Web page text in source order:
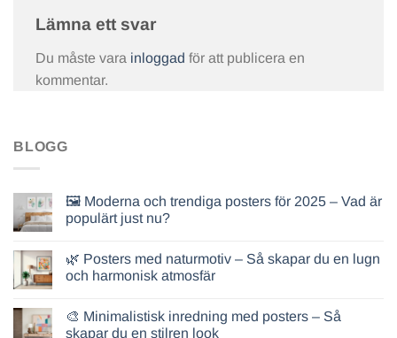
Lämna ett svar
Du måste vara inloggad för att publicera en
kommentar.
BLOGG
🖼️ Moderna och trendiga posters för 2025 – Vad är
populärt just nu?
🌿 Posters med naturmotiv – Så skapar du en lugn
och harmonisk atmosfär
🎨 Minimalistisk inredning med posters – Så
skapar du en stilren look